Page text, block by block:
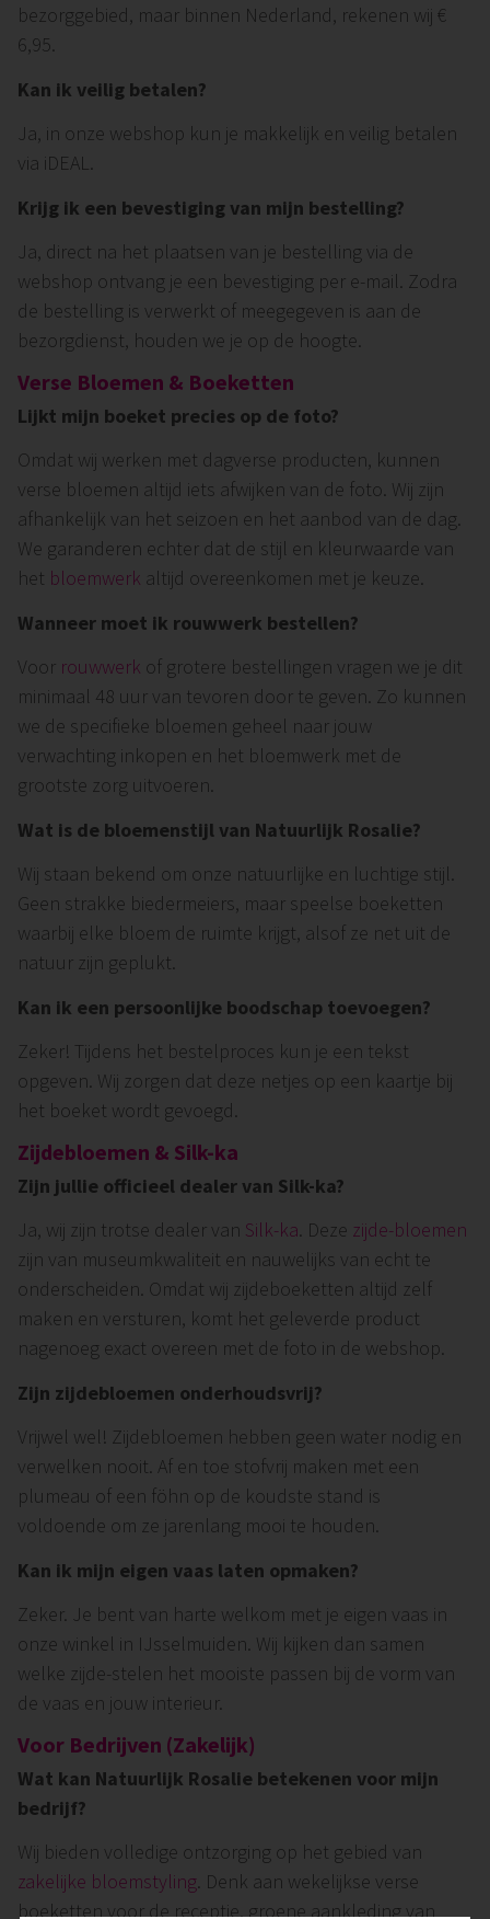
bezorggebied, maar binnen Nederland, rekenen wij €
6,95.
Kan ik veilig betalen?
Ja, in onze webshop kun je makkelijk en veilig betalen
via iDEAL.
Krijg ik een bevestiging van mijn bestelling?
Ja, direct na het plaatsen van je bestelling via de
webshop ontvang je een bevestiging per e-mail. Zodra
de bestelling is verwerkt of meegegeven is aan de
bezorgdienst, houden we je op de hoogte.
Verse Bloemen & Boeketten
Lijkt mijn boeket precies op de foto?
Omdat wij werken met dagverse producten, kunnen
verse bloemen altijd iets afwijken van de foto. Wij zijn
afhankelijk van het seizoen en het aanbod van de dag.
We garanderen echter dat de stijl en kleurwaarde van
het bloemwerk altijd overeenkomen met je keuze.
Wanneer moet ik rouwwerk bestellen?
Voor rouwwerk of grotere bestellingen vragen we je dit
minimaal 48 uur van tevoren door te geven. Zo kunnen
we de specifieke bloemen geheel naar jouw
verwachting inkopen en het bloemwerk met de
grootste zorg uitvoeren.
Wat is de bloemenstijl van Natuurlijk Rosalie?
Wij staan bekend om onze natuurlijke en luchtige stijl.
Geen strakke biedermeiers, maar speelse boeketten
waarbij elke bloem de ruimte krijgt, alsof ze net uit de
natuur zijn geplukt.
Kan ik een persoonlijke boodschap toevoegen?
Zeker! Tijdens het bestelproces kun je een tekst
opgeven. Wij zorgen dat deze netjes op een kaartje bij
het boeket wordt gevoegd.
Zijdebloemen & Silk-ka
Zijn jullie officieel dealer van Silk-ka?
Ja, wij zijn trotse dealer van Silk-ka. Deze zijde-bloemen
zijn van museumkwaliteit en nauwelijks van echt te
onderscheiden. Omdat wij zijdeboeketten altijd zelf
maken en versturen, komt het geleverde product
nagenoeg exact overeen met de foto in de webshop.
Zijn zijdebloemen onderhoudsvrij?
Vrijwel wel! Zijdebloemen hebben geen water nodig en
verwelken nooit. Af en toe stofvrij maken met een
plumeau of een föhn op de koudste stand is
voldoende om ze jarenlang mooi te houden.
Kan ik mijn eigen vaas laten opmaken?
Zeker. Je bent van harte welkom met je eigen vaas in
onze winkel in IJsselmuiden. Wij kijken dan samen
welke zijde-stelen het mooiste passen bij de vorm van
de vaas en jouw interieur.
Voor Bedrijven (Zakelijk)
Wat kan Natuurlijk Rosalie betekenen voor mijn
bedrijf?
Wij bieden volledige ontzorging op het gebied van
zakelijke bloemstyling. Denk aan wekelijkse verse
boeketten voor de receptie, groene aankleding van